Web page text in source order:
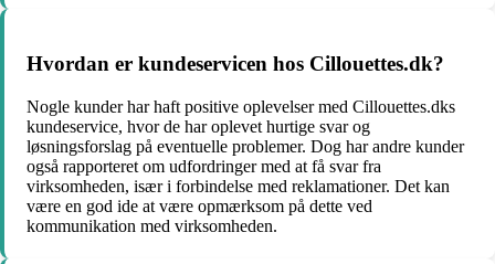
Hvordan er kundeservicen hos Cillouettes.dk?
Nogle kunder har haft positive oplevelser med Cillouettes.dks
kundeservice, hvor de har oplevet hurtige svar og
løsningsforslag på eventuelle problemer. Dog har andre kunder
også rapporteret om udfordringer med at få svar fra
virksomheden, især i forbindelse med reklamationer. Det kan
være en god ide at være opmærksom på dette ved
kommunikation med virksomheden.